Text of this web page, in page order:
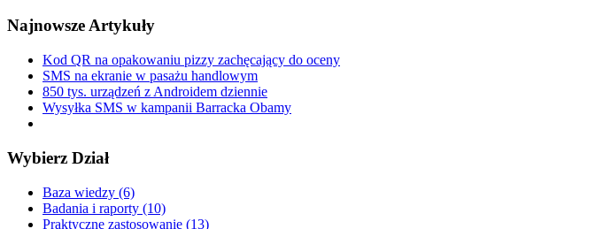
NajnowszeArtykuły
Kod QR na opakowaniu pizzy zachęcający do oceny
SMS na ekranie w pasażu handlowym
850 tys. urządzeń z Androidem dziennie
Wysyłka SMS w kampanii Barracka Obamy
Wybierz Dział
Baza wiedzy (6)
Badania i raporty (10)
Praktyczne zastosowanie (13)